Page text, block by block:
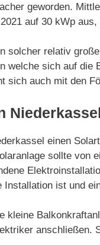
geworden.
auf 30 kWp
solcher relativ
welche sich auf die
sich auch mit den
einen
sollte von
Installation ist und
kleine
anschließen.